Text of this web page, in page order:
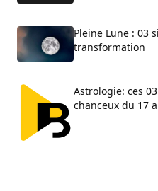
Pleine Lune : 03
transformation
Astrologie: ces
chanceux du 17